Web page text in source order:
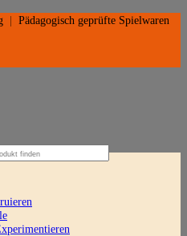
Pädagogisch geprüfte Spielwaren